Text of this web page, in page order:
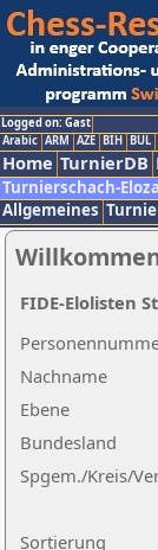
Logged on: Gast
Arabic ARM AZE BIH BUL
Home TurnierDB
Turnierschach-
Allgemeines
Nachname
Ebene
Sortierung
Bundesland
Spgem./Kreis/
FIDE-Elolisten